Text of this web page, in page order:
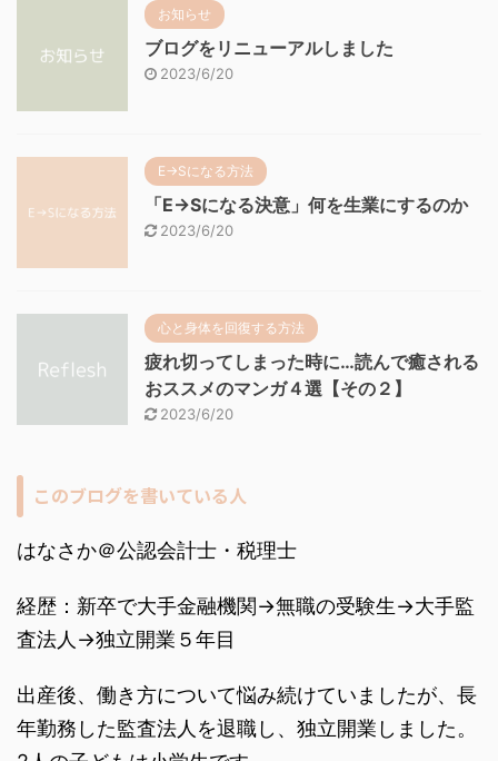
お知らせ
ブログをリニューアルしました
2023/6/20
E→Sになる方法
「E→Sになる決意」何を生業にするのか
2023/6/20
心と身体を回復する方法
疲れ切ってしまった時に…読んで癒される
おススメのマンガ４選【その２】
2023/6/20
このブログを書いている人
はなさか＠公認会計士・税理士
経歴：新卒で大手金融機関→無職の受験生→大手監
査法人→独立開業５年目
出産後、働き方について悩み続けていましたが、長
年勤務した監査法人を退職し、独立開業しました。